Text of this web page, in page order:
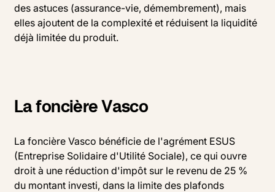
des astuces (assurance-vie, démembrement), mais
elles ajoutent de la complexité et réduisent la liquidité
déjà limitée du produit.
La foncière Vasco
La foncière Vasco bénéficie de l'agrément ESUS
(Entreprise Solidaire d'Utilité Sociale), ce qui ouvre
droit à une réduction d'impôt sur le revenu de 25 %
du montant investi, dans la limite des plafonds